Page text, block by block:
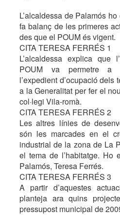
L’alcaldessa de Palamós
fa balanç de les primeres
des que el POUM és vigent.
CITA TERESA FERRÉS 1
L’alcaldessa explica que
POUM va permetre a
l’expedient d’ocupació dels
a la Generalitat per fer el
col·legi Vila-romà.
CITA TERESA FERRÉS 2
Les altres línies de
són les marcades en el
industrial de la zona de La
el tema de l’habitatge. Ho
Palamós, Teresa Ferrés.
CITA TERESA FERRÉS 3
A partir d’aquestes
planteja ara quins
pressupost municipal de